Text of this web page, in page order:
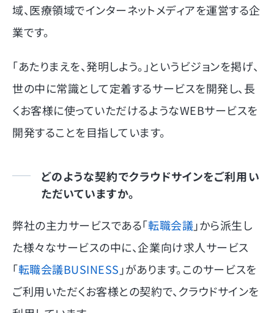
域、医療領域でインターネットメディアを運営する企
業です。
「あたりまえを、発明しよう。」というビジョンを掲げ、
世の中に常識として定着するサービスを開発し、長
くお客様に使っていただけるようなWEBサービスを
開発することを目指しています。
どのような契約でクラウドサインをご利用い
ただいていますか。
弊社の主力サービスである「転職会議」から派生し
た様々なサービスの中に、企業向け求人サービス
「転職会議BUSINESS 」があります。このサービスを
ご利用いただくお客様との契約で、クラウドサインを